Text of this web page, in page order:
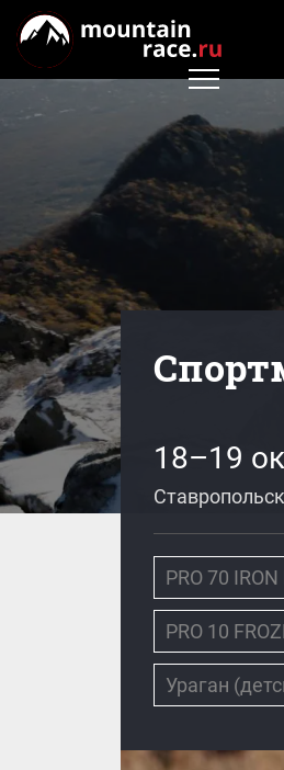
18–19
PRO 70 IRON
PRO 10
Ураган